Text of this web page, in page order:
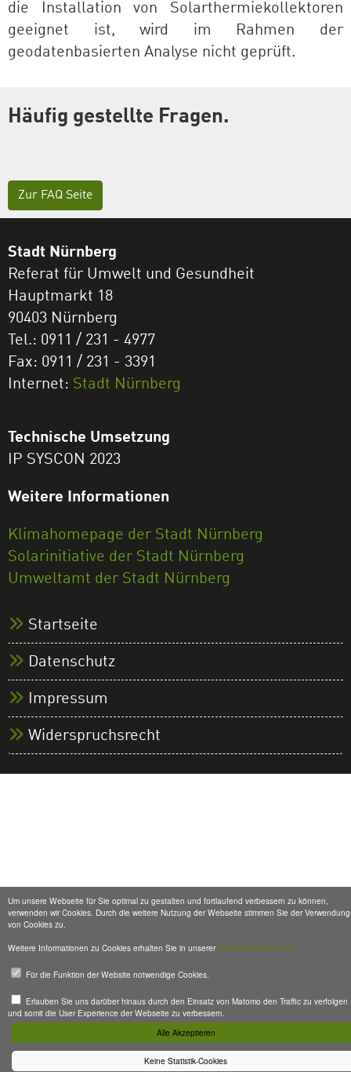
Um unsere Webseite für Sie optimal zu gestalten und fortlaufend verbessern zu können,
verwenden wir Cookies. Durch die weitere Nutzung der Webseite stimmen Sie der Verwendung
von Cookies zu.
Weitere Informationen zu Cookies erhalten Sie in unserer Datenschutzerklärung
Für die Funktion der Website notwendige Cookies.
Erlauben Sie uns darüber hinaus durch den Einsatz von Matomo den Traffic zu verfolgen
und somit die User Experience der Webseite zu verbessern.
Alle Akzeptieren
Keine Statistik-Cookies
die Installation von Solarthermiekollektoren
geeignet ist, wird im Rahmen der
geodatenbasierten Analyse nicht geprüft.
Häufig gestellte Fragen.
Zur FAQ Seite
Stadt Nürnberg
Referat für Umwelt und Gesundheit
Hauptmarkt 18
90403 Nürnberg
Tel.: 0911 / 231 - 4977
Fax: 0911 / 231 - 3391
Internet: Stadt Nürnberg
Technische Umsetzung
IP SYSCON 2023
Weitere Informationen
Klimahomepage der Stadt Nürnberg
Solarinitiative der Stadt Nürnberg
Umweltamt der Stadt Nürnberg
Startseite
Datenschutz
Impressum
Widerspruchsrecht